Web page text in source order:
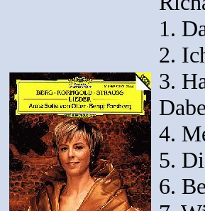
1.
2.
3.
4.
5.
6.